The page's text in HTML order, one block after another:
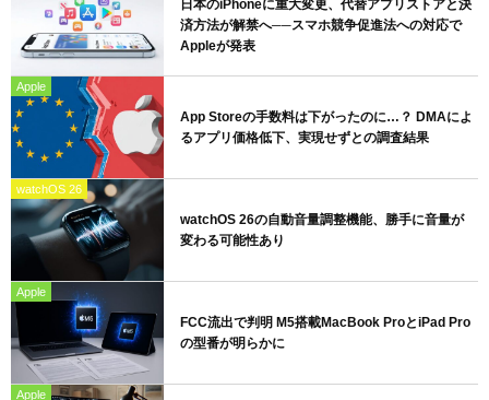
日本のiPhoneに重大変更、代替アプリストアと決
済方法が解禁へ──スマホ競争促進法への対応で
Appleが発表
Apple
App Storeの手数料は下がったのに…？ DMAによ
るアプリ価格低下、実現せずとの調査結果
watchOS 26
watchOS 26の自動音量調整機能、勝手に音量が
変わる可能性あり
Apple
FCC流出で判明 M5搭載MacBook ProとiPad Pro
の型番が明らかに
Apple